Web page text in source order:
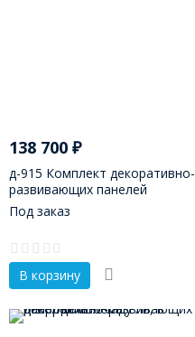
138 700 ₽
д-915 Комплект декоративно-
развивающих панелей
"Пожарная часть"
Под заказ
В корзину